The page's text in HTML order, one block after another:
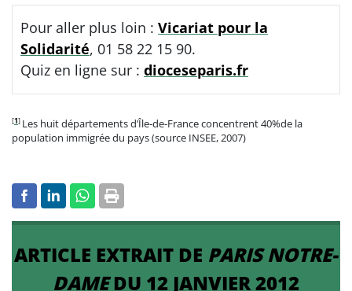
Pour aller plus loin : Vicariat pour la
Solidarité, 01 58 22 15 90.
Quiz en ligne sur : dioceseparis.fr
[1] Les huit départements d’Île-de-France concentrent 40%de la
population immigrée du pays (source INSEE, 2007)
ARTICLE EXTRAIT DE PARIS NOTRE-
DAMEDU 12 JANVIER 2012